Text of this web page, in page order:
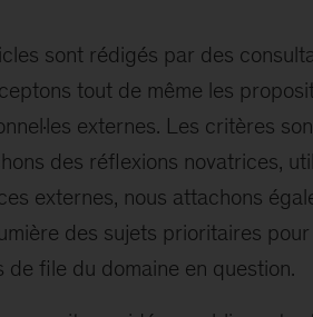
sont rédigés par des
tout de même les
externes. Les critères
des réflexions novatrices,
externes, nous attachons
des sujets prioritaires
de file du domaine en question.